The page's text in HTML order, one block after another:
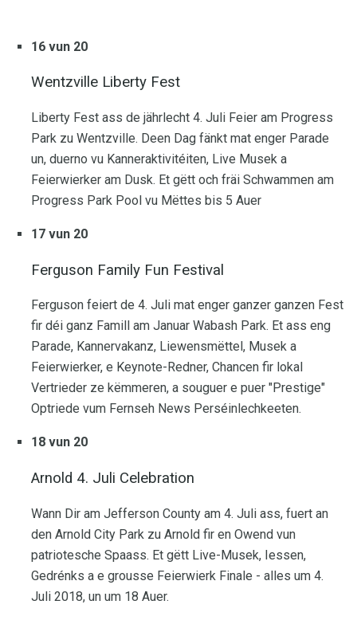
16 vun 20
Wentzville Liberty Fest
Liberty Fest ass de jährlecht 4. Juli Feier am Progress
Park zu Wentzville. Deen Dag fänkt mat enger Parade
un, duerno vu Kanneraktivitéiten, Live Musek a
Feierwierker am Dusk. Et gëtt och fräi Schwammen am
Progress Park Pool vu Mëttes bis 5 Auer
17 vun 20
Ferguson Family Fun Festival
Ferguson feiert de 4. Juli mat enger ganzer ganzen Fest
fir déi ganz Famill am Januar Wabash Park. Et ass eng
Parade, Kannervakanz, Liewensmëttel, Musek a
Feierwierker, e Keynote-Redner, Chancen fir lokal
Vertrieder ze këmmeren, a souguer e puer "Prestige"
Optriede vum Fernseh News Perséinlechkeeten.
18 vun 20
Arnold 4. Juli Celebration
Wann Dir am Jefferson County am 4. Juli ass, fuert an
den Arnold City Park zu Arnold fir en Owend vun
patriotesche Spaass. Et gëtt Live-Musek, Iessen,
Gedrénks a e grousse Feierwierk Finale - alles um 4.
Juli 2018, un um 18 Auer.